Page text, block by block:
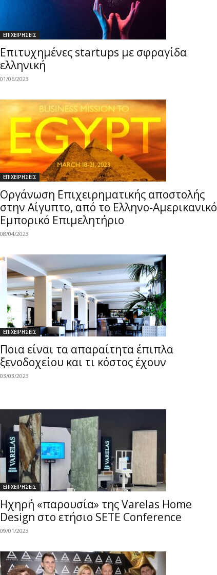
ΕΠΙΧΕΙΡΗΣΕΙΣ
Επιτυχημένες startups με σφραγίδα
ελληνική
01/06/2023
ΕΠΙΧΕΙΡΗΣΕΙΣ
Οργάνωση Επιχειρηματικής αποστολής
στην Αίγυπτο, από το Ελληνο-Αμερικανικό
Εμπορικό Επιμελητήριο
08/04/2023
ΕΠΙΧΕΙΡΗΣΕΙΣ
Ποια είναι τα απαραίτητα έπιπλα
ξενοδοχείου και τι κόστος έχουν
03/03/2023
ΕΠΙΧΕΙΡΗΣΕΙΣ
Ηχηρή «παρουσία» της Varelas Home
Design στο ετήσιο SETE Conference
09/01/2023